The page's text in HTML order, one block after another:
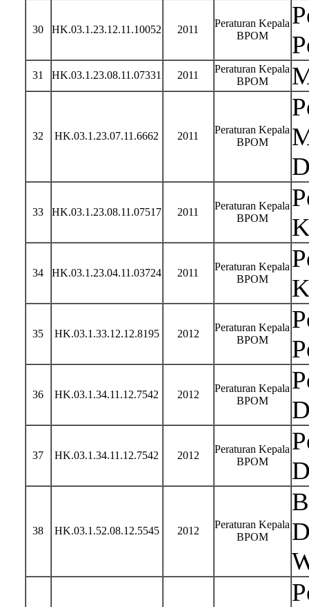
30 HK.03.1.23.12.11.10052 2011
Peraturan Kepala
BPOM
31 HK.03.1.23.08.11.07331 2011
Peraturan Kepala
BPOM
32 HK.03.1.23.07.11.6662 2011
Peraturan Kepala
BPOM
33 HK.03.1.23.08.11.07517 2011
Peraturan Kepala
BPOM
34 HK.03.1.23.04.11.03724 2011
Peraturan Kepala
BPOM
35 HK.03.1.33.12.12.8195 2012
Peraturan Kepala
BPOM
36 HK.03.1.34.11.12.7542 2012
Peraturan Kepala
BPOM
37 HK.03.1.34.11.12.7542 2012
Peraturan Kepala
BPOM
38 HK.03.1.52.08.12.5545 2012
Peraturan Kepala
BPOM